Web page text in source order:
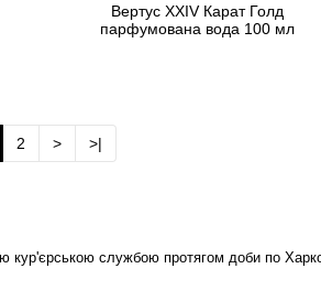
Вертус XXIV Карат Голд
парфумована вода 100 мл
2 > >|
службою протягом доби по